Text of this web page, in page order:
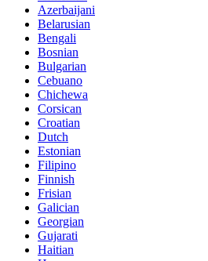
Azerbaijani
Belarusian
Bengali
Bosnian
Bulgarian
Cebuano
Chichewa
Corsican
Croatian
Dutch
Estonian
Filipino
Finnish
Frisian
Galician
Georgian
Gujarati
Haitian